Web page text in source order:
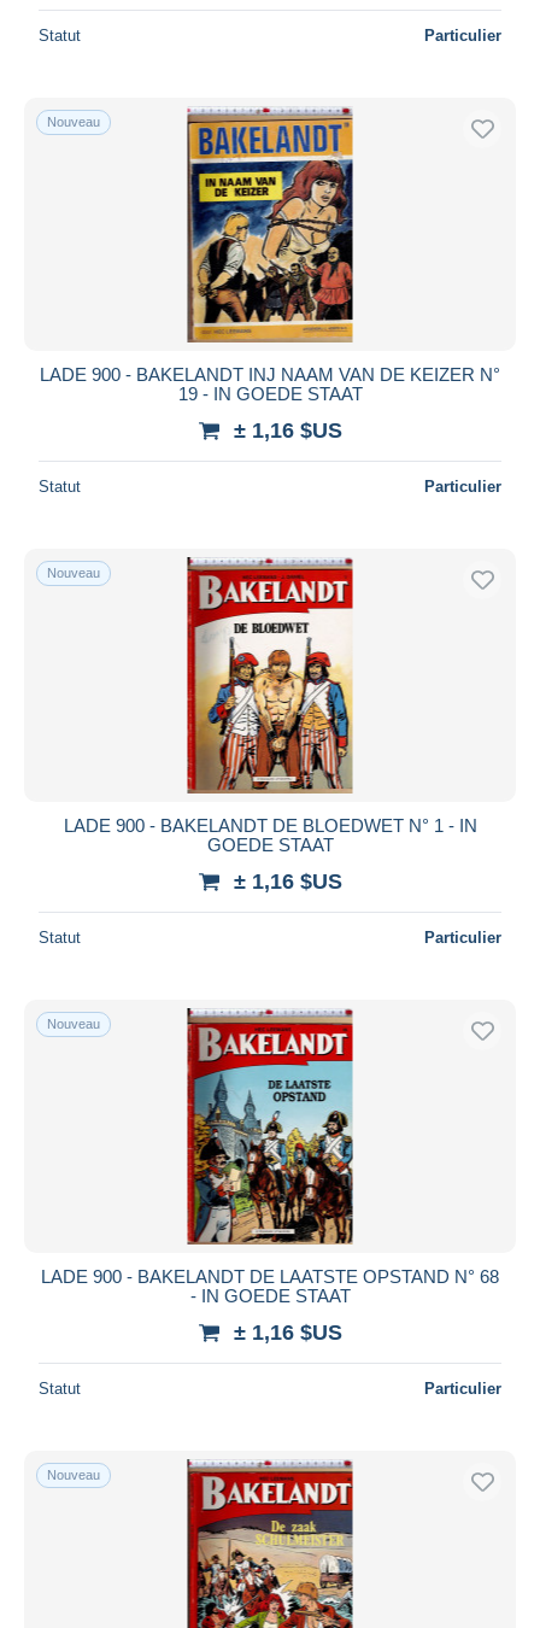
Statut Particulier
Nouveau
LADE 900 - BAKELANDT INJ NAAM VAN DE KEIZER N°
19 - IN GOEDE STAAT
± 1,16 $US
Statut Particulier
Nouveau
LADE 900 - BAKELANDT DE BLOEDWET N° 1 - IN
GOEDE STAAT
± 1,16 $US
Statut Particulier
Nouveau
LADE 900 - BAKELANDT DE LAATSTE OPSTAND N° 68
- IN GOEDE STAAT
± 1,16 $US
Statut Particulier
Nouveau